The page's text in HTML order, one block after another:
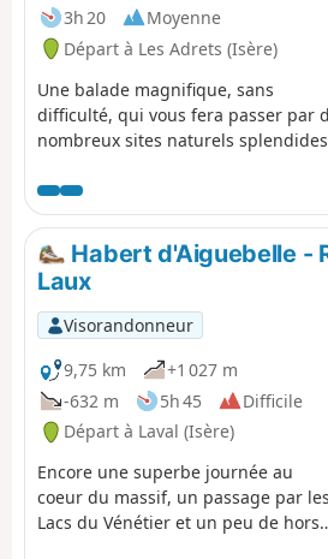
3h 20
Moyenne
Départ à Les Adrets (Isère)
Une balade magnifique, sans
difficulté, qui vous fera passer par
nombreux sites naturels
Grésivaudan et le massif de la
Chartreuse ne vous quittera pas.
Habert d'Aiguebelle -
Laux
Visorandonneur
9,75 km
+1 027 m
-632 m
5h 45
Difficile
Départ à Laval (Isère)
Encore une superbe journée au
coeur du massif, un passage par les
Lacs du Vénétier et un peu de hors